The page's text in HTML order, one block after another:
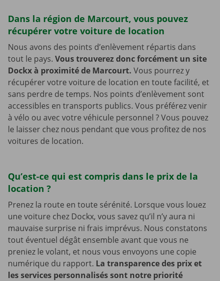
Dans la région de Marcourt, vous pouvez
récupérer votre voiture de location
Nous avons des points d’enlèvement répartis dans
tout le pays. Vous trouverez donc forcément un site
Dockx à proximité de Marcourt. Vous pourrez y
récupérer votre voiture de location en toute facilité, et
sans perdre de temps. Nos points d’enlèvement sont
accessibles en transports publics. Vous préférez venir
à vélo ou avec votre véhicule personnel ? Vous pouvez
le laisser chez nous pendant que vous profitez de nos
voitures de location.
Qu’est-ce qui est compris dans le prix de la
location ?
Prenez la route en toute sérénité. Lorsque vous louez
une voiture chez Dockx, vous savez qu’il n’y aura ni
mauvaise surprise ni frais imprévus. Nous constatons
tout éventuel dégât ensemble avant que vous ne
preniez le volant, et nous vous envoyons une copie
numérique du rapport. La transparence des prix et
les services personnalisés sont notre priorité